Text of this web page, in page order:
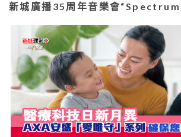
新城廣播35周年音樂會